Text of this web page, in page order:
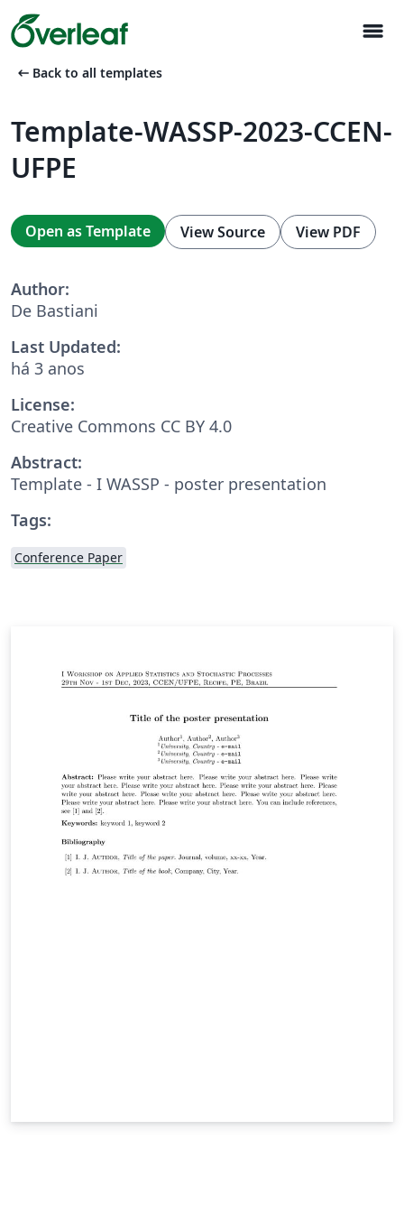
menu
arrow_left_alt Back to all templates
Template-WASSP-2023-CCEN-
UFPE
Open as Template View Source View PDF
Author:
De Bastiani
Last Updated:
há 3 anos
License:
Creative Commons CC BY 4.0
Abstract:
Template - I WASSP - poster presentation
Tags:
Conference Paper